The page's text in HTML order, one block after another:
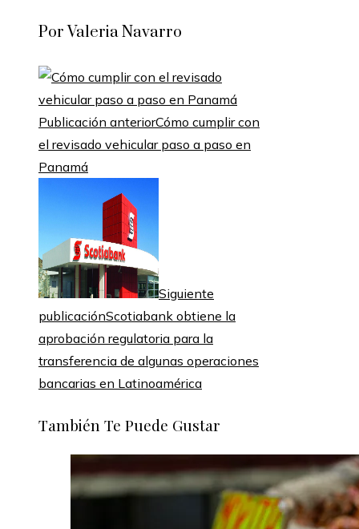
Por Valeria Navarro
Publicación anteriorCómo cumplir con
el revisado vehicular paso a paso en
Panamá
Siguiente
publicaciónScotiabank obtiene la
aprobación regulatoria para la
transferencia de algunas operaciones
bancarias en Latinoamérica
También Te Puede Gustar